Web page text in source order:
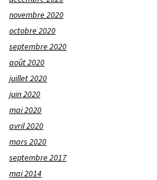
novembre 2020
octobre 2020
septembre 2020
août 2020
juillet 2020
juin 2020
mai 2020
avril 2020
mars 2020
septembre 2017
mai 2014